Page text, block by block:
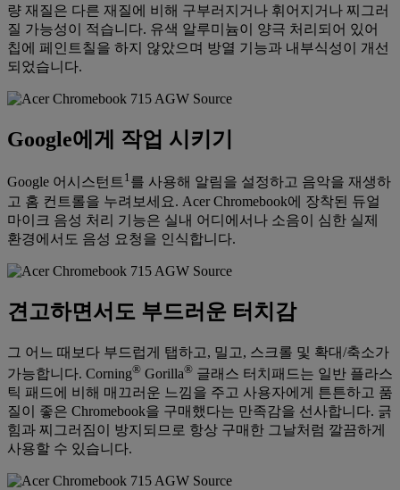
량 재질은 다른 재질에 비해 구부러지거나 휘어지거나 찌그러
질 가능성이 적습니다. 유색 알루미늄이 양극 처리되어 있어
칩에 페인트칠을 하지 않았으며 방열 기능과 내부식성이 개선
되었습니다.
Google에게 작업 시키기
Google 어시스턴트1를 사용해 알림을 설정하고 음악을 재생하
고 홈 컨트롤을 누려보세요. Acer Chromebook에 장착된 듀얼
마이크 음성 처리 기능은 실내 어디에서나 소음이 심한 실제
환경에서도 음성 요청을 인식합니다.
견고하면서도 부드러운 터치감
그 어느 때보다 부드럽게 탭하고, 밀고, 스크롤 및 확대/축소가
가능합니다. Corning® Gorilla® 글래스 터치패드는 일반 플라스
틱 패드에 비해 매끄러운 느낌을 주고 사용자에게 튼튼하고 품
질이 좋은 Chromebook을 구매했다는 만족감을 선사합니다. 긁
힘과 찌그러짐이 방지되므로 항상 구매한 그날처럼 깔끔하게
사용할 수 있습니다.